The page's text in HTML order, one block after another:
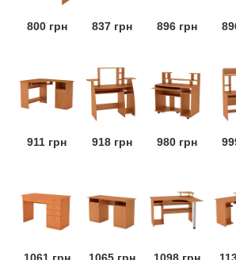
800 грн 837 грн 896 грн
911 грн 918 грн 980 грн